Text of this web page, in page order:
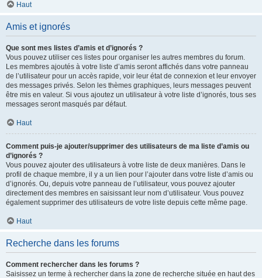
Haut
Amis et ignorés
Que sont mes listes d’amis et d’ignorés ?
Vous pouvez utiliser ces listes pour organiser les autres membres du forum.
Les membres ajoutés à votre liste d’amis seront affichés dans votre panneau
de l’utilisateur pour un accès rapide, voir leur état de connexion et leur envoyer
des messages privés. Selon les thèmes graphiques, leurs messages peuvent
être mis en valeur. Si vous ajoutez un utilisateur à votre liste d’ignorés, tous ses
messages seront masqués par défaut.
Haut
Comment puis-je ajouter/supprimer des utilisateurs de ma liste d’amis ou
d’ignorés ?
Vous pouvez ajouter des utilisateurs à votre liste de deux manières. Dans le
profil de chaque membre, il y a un lien pour l’ajouter dans votre liste d’amis ou
d’ignorés. Ou, depuis votre panneau de l’utilisateur, vous pouvez ajouter
directement des membres en saisissant leur nom d’utilisateur. Vous pouvez
également supprimer des utilisateurs de votre liste depuis cette même page.
Haut
Recherche dans les forums
Comment rechercher dans les forums ?
Saisissez un terme à rechercher dans la zone de recherche située en haut des